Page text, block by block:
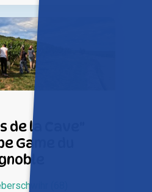
de la Cave"
Game du
(68)